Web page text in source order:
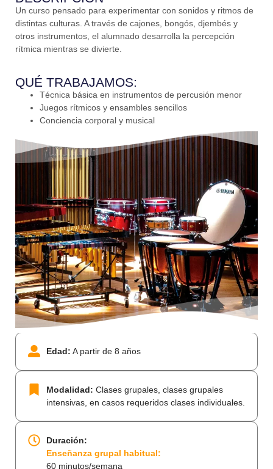
Un curso pensado para experimentar con sonidos y ritmos de
distintas culturas. A través de cajones, bongós, djembés y
otros instrumentos, el alumnado desarrolla la percepción
rítmica mientras se divierte.
QUÉ TRABAJAMOS:
Técnica básica en instrumentos de percusión menor
Juegos rítmicos y ensambles sencillos
Conciencia corporal y musical
Edad: A partir de 8 años
Modalidad: Clases grupales, clases grupales
intensivas, en casos requeridos clases individuales.
Duración:
Enseñanza grupal habitual:
60 minutos/semana